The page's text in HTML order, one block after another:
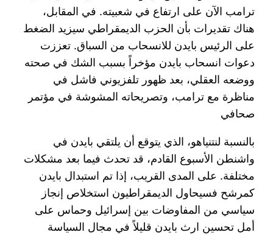
ترامب الآن على ارتفاع في شعبيته. في المقابل،
هناك تقديرات بأن الحزب الديمقراطي سيزيد الضغط
على الرئيس بايدن للانسحاب من السباق. تعززت
دعوات انسحاب بايدن مؤخراً بسبب الشك في صحته
ووضعه العقلي، بعد ظهور تلفزيوني فاشل في
مناظرة مع ترامب، وتصريحاته المشوشة في مؤتمر
صحافي
بالنسبة لنتنياهو، الذي يتوقع أن يلتقي بايدن في
واشنطن الأسبوع القادم، قد تحدث فيما بعد مشكلات
مختلفة. على المدى القريب، إذا تم استبدال بايدن
كمرشح فسيحاول الديمقراطيون استخلاص إنجاز
سياسي من المفاوضات بين إسرائيل وحماس على
أمل تحسين ارث بايدن قليلاً في مجال السياسة